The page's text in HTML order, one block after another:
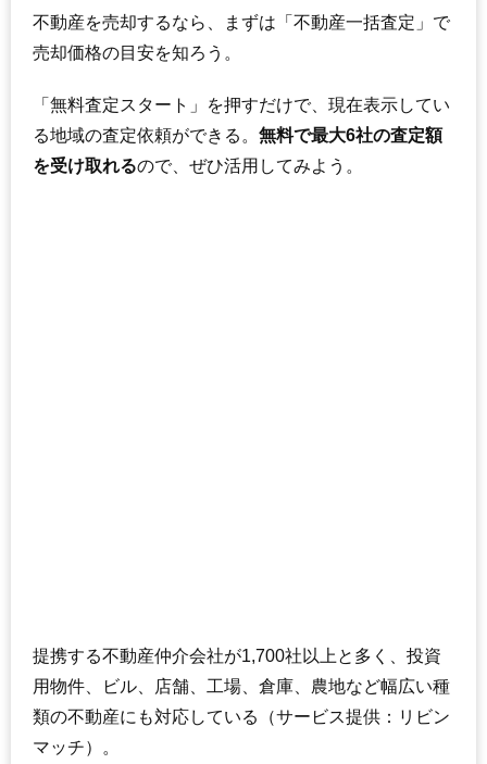
不動産を売却するなら、まずは「不動産一括査定」で
売却価格の目安を知ろう。
「無料査定スタート」を押すだけで、現在表示してい
る地域の査定依頼ができる。 無料で最大6社の査定額
を受け取れるので、ぜひ活用してみよう。
提携する不動産仲介会社が1,700社以上と多く、投資
用物件、ビル、店舗、工場、倉庫、農地など幅広い種
類の不動産にも対応している（サービス提供：リビン
マッチ）。